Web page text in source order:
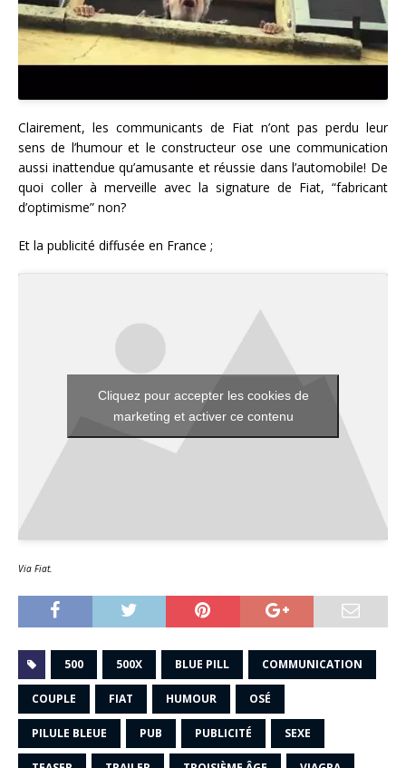
Clairement, les communicants de Fiat n’ont pas perdu leur
sens de l’humour et le constructeur ose une communication
aussi inattendue qu’amusante et réussie dans l’automobile! De
quoi coller à merveille avec la signature de Fiat, “fabricant
d’optimisme” non?
Et la publicité diffusée en France ;
Cliquez pour accepter les cookies de
marketing et activer ce contenu
Via Fiat.
500 500X BLUE PILL COMMUNICATION
COUPLE FIAT HUMOUR OSÉ
PILULE BLEUE PUB PUBLICITÉ SEXE